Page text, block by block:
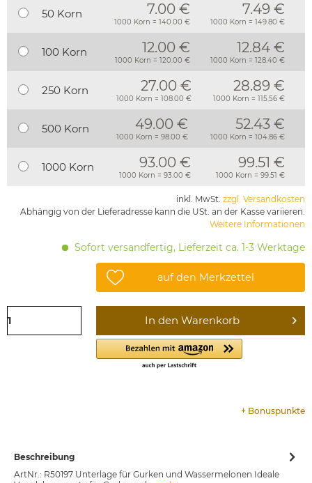
50 Korn 7.00 €
1000 Korn = 140.00 €
7.49 €
1000 Korn = 149.80 €
100 Korn 12.00 €
1000 Korn = 120.00 €
12.84 €
1000 Korn = 128.40 €
250 Korn 27.00 €
1000 Korn = 108.00 €
28.89 €
1000 Korn = 115.56 €
500 Korn 49.00 €
1000 Korn = 98.00 €
52.43 €
1000 Korn = 104.86 €
1000 Korn 93.00 €
1000 Korn = 93.00 €
99.51 €
1000 Korn = 99.51 €
inkl. MwSt. zzgl. Versandkosten
Abhängig von der Lieferadresse kann die USt. an der Kasse variieren.
Weitere Informationen
Sofort versandfertig, Lieferzeit ca. 1-3 Werktage
auf den Merkzettel
In den Warenkorb
+ Bonuspunkte
Beschreibung
ArtNr.: R50197 Unterlage für Gurken und Wassermelonen Ideale